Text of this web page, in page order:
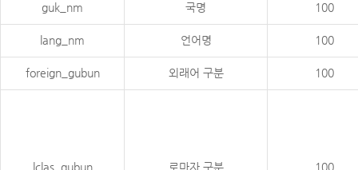
guk_nm 국명 100
lang_nm 언어명 100
foreign_gubun 외래어 구분 100
lclas_gubun 로마자 구분 100